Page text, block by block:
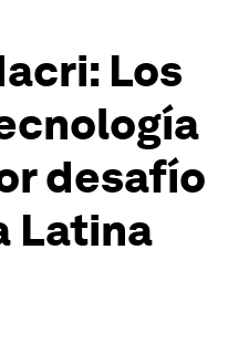
Los
desafío
Latina